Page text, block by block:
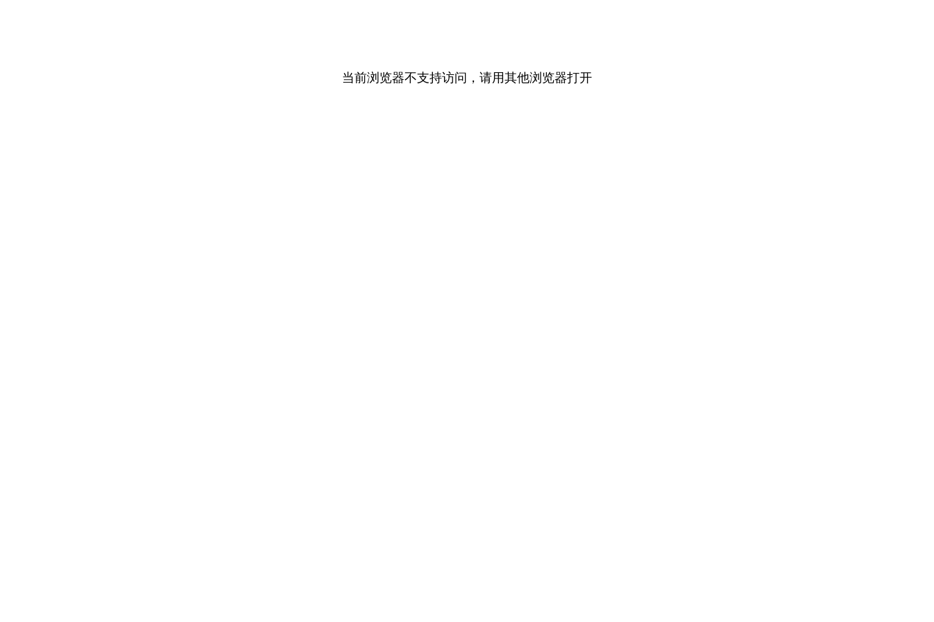
当前浏览器不支持访问，请用其他浏览器打开